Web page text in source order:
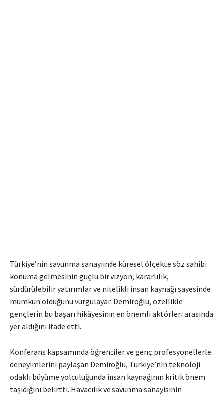
Türkiye’nin savunma sanayiinde küresel ölçekte söz sahibi
konuma gelmesinin güçlü bir vizyon, kararlılık,
sürdürülebilir yatırımlar ve nitelikli insan kaynağı sayesinde
mümkün olduğunu vurgulayan Demiroğlu, özellikle
gençlerin bu başarı hikâyesinin en önemli aktörleri arasında
yer aldığını ifade etti.
Konferans kapsamında öğrenciler ve genç profesyonellerle
deneyimlerini paylaşan Demiroğlu, Türkiye’nin teknoloji
odaklı büyüme yolculuğunda insan kaynağının kritik önem
taşıdığını belirtti. Havacılık ve savunma sanayisinin